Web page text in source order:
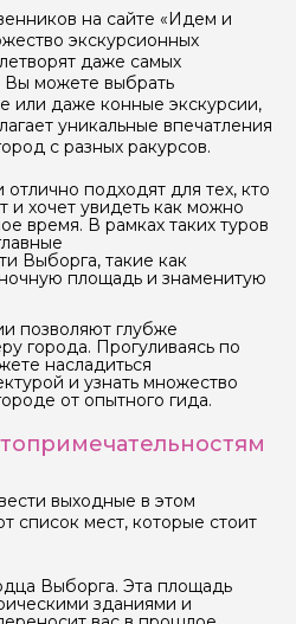
на сайте «Идем и
экскурсионных
даже самых
Вы можете выбрать
или даже конные экскурсии,
уникальные впечатления
с разных ракурсов.
подходят для тех, кто
и хочет увидеть как можно
время. В рамках таких туров
Выборга, такие как
площадь и знаменитую
позволяют глубже
города. Прогуливаясь по
насладиться
и узнать множество
от опытного гида.
выходные в этом
список мест, которые стоит
Выборга. Эта площадь
зданиями и